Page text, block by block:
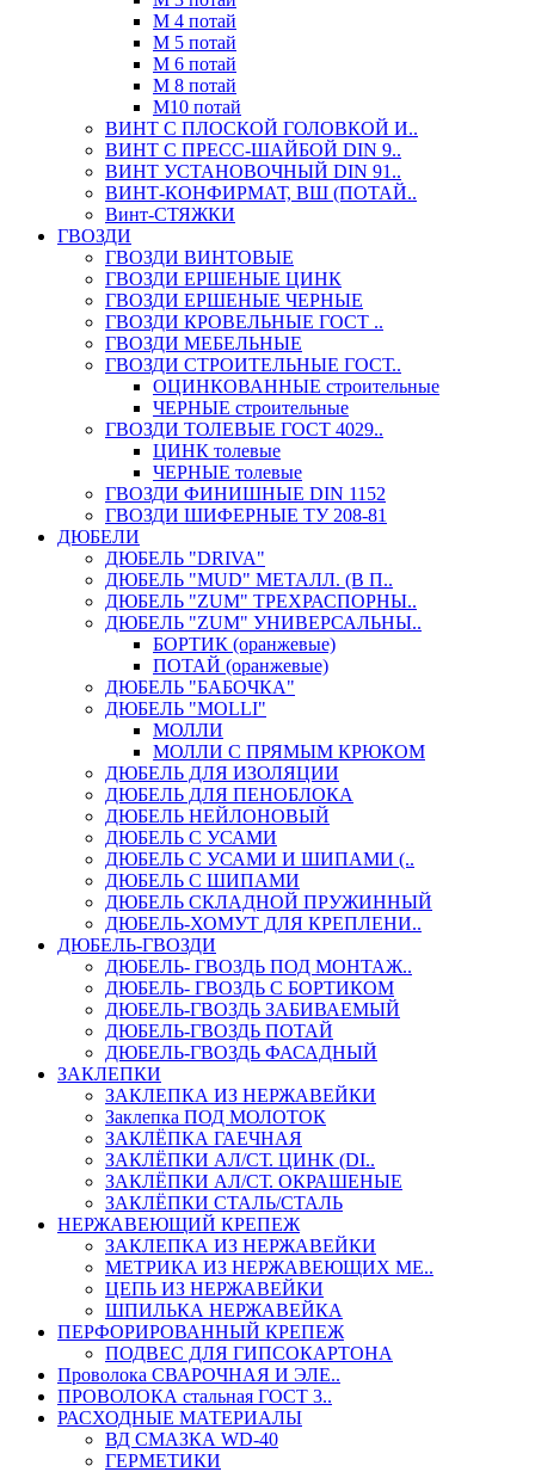
М 4 потай
М 5 потай
М 6 потай
М 8 потай
М10 потай
ВИНТ С ПЛОСКОЙ ГОЛОВКОЙ И..
ВИНТ С ПРЕСС-ШАЙБОЙ DIN 9..
ВИНТ УСТАНОВОЧНЫЙ DIN 91..
ВИНТ-КОНФИРМАТ, ВШ (ПОТАЙ..
Винт-СТЯЖКИ
ГВОЗДИ
ГВОЗДИ ВИНТОВЫЕ
ГВОЗДИ ЕРШЕНЫЕ ЦИНК
ГВОЗДИ ЕРШЕНЫЕ ЧЕРНЫЕ
ГВОЗДИ КРОВЕЛЬНЫЕ ГОСТ ..
ГВОЗДИ МЕБЕЛЬНЫЕ
ГВОЗДИ СТРОИТЕЛЬНЫЕ ГОСТ..
ОЦИНКОВАННЫЕ строительные
ЧЕРНЫЕ строительные
ГВОЗДИ ТОЛЕВЫЕ ГОСТ 4029..
ЦИНК толевые
ЧЕРНЫЕ толевые
ГВОЗДИ ФИНИШНЫЕ DIN 1152
ГВОЗДИ ШИФЕРНЫЕ ТУ 208-81
ДЮБЕЛИ
ДЮБЕЛЬ "DRIVA"
ДЮБЕЛЬ "MUD" МЕТАЛЛ. (В П..
ДЮБЕЛЬ "ZUM" ТРЕХРАСПОРНЫ..
ДЮБЕЛЬ "ZUM" УНИВЕРСАЛЬНЫ..
БОРТИК (оранжевые)
ПОТАЙ (оранжевые)
ДЮБЕЛЬ "БАБОЧКА"
ДЮБЕЛЬ "МOLLI"
МОЛЛИ
МОЛЛИ С ПРЯМЫМ КРЮКОМ
ДЮБЕЛЬ ДЛЯ ИЗОЛЯЦИИ
ДЮБЕЛЬ ДЛЯ ПЕНОБЛОКА
ДЮБЕЛЬ НЕЙЛОНОВЫЙ
ДЮБЕЛЬ С УСАМИ
ДЮБЕЛЬ С УСАМИ И ШИПАМИ (..
ДЮБЕЛЬ С ШИПАМИ
ДЮБЕЛЬ СКЛАДНОЙ ПРУЖИННЫЙ
ДЮБЕЛЬ-ХОМУТ ДЛЯ КРЕПЛЕНИ..
ДЮБЕЛЬ-ГВОЗДИ
ДЮБЕЛЬ- ГВОЗДЬ ПОД МОНТАЖ..
ДЮБЕЛЬ- ГВОЗДЬ С БОРТИКОМ
ДЮБЕЛЬ-ГВОЗДЬ ЗАБИВАЕМЫЙ
ДЮБЕЛЬ-ГВОЗДЬ ПОТАЙ
ДЮБЕЛЬ-ГВОЗДЬ ФАСАДНЫЙ
ЗАКЛЕПКИ
ЗАКЛЕПКА ИЗ НЕРЖАВЕЙКИ
Заклепка ПОД МОЛОТОК
ЗАКЛЁПКА ГАЕЧНАЯ
ЗАКЛЁПКИ АЛ/СТ. ЦИНК (DI..
ЗАКЛЁПКИ АЛ/СТ. ОКРАШЕНЫЕ
ЗАКЛЁПКИ СТАЛЬ/СТАЛЬ
НЕРЖАВЕЮЩИЙ КРЕПЕЖ
ЗАКЛЕПКА ИЗ НЕРЖАВЕЙКИ
МЕТРИКА ИЗ НЕРЖАВЕЮЩИХ МЕ..
ЦЕПЬ ИЗ НЕРЖАВЕЙКИ
ШПИЛЬКА НЕРЖАВЕЙКА
ПЕРФОРИРОВАННЫЙ КРЕПЕЖ
ПОДВЕС ДЛЯ ГИПСОКАРТОНА
Проволока СВАРОЧНАЯ И ЭЛЕ..
ПРОВОЛОКА стальная ГОСТ 3..
РАСХОДНЫЕ МАТЕРИАЛЫ
ВД СМАЗКА WD-40
ГЕРМЕТИКИ